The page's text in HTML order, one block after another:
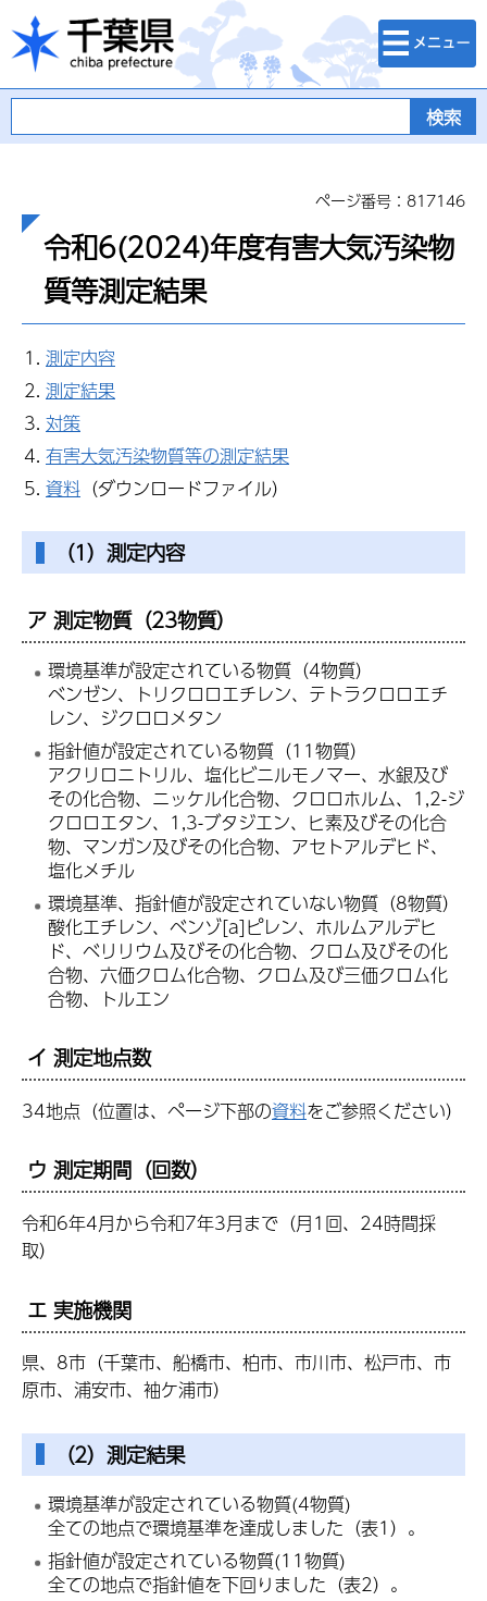
千葉県
検索・メニュ
ー
ページ番号：817146
令和6(2024)年度有害大気汚染物
質等測定結果
測定内容
測定結果
対策
有害大気汚染物質等の測定結果
資料 （ダウンロードファイル）
（1）測定内容
ア 測定物質（23物質）
環境基準が設定されている物質（4物質）
ベンゼン、トリクロロエチレン、テトラクロロエチ
レン、ジクロロメタン
指針値が設定されている物質（11物質）
アクリロニトリル、塩化ビニルモノマー、水銀及び
その化合物、ニッケル化合物、クロロホルム、1,2-ジ
クロロエタン、1,3-ブタジエン、ヒ素及びその化合
物、マンガン及びその化合物、アセトアルデヒド、
塩化メチル
環境基準、指針値が設定されていない物質（8物質）
酸化エチレン、ベンゾ[a]ピレン、ホルムアルデヒ
ド、ベリリウム及びその化合物、クロム及びその化
合物、六価クロム化合物、クロム及び三価クロム化
合物、トルエン
イ 測定地点数
34地点（位置は、ページ下部の資料をご参照ください）
ウ 測定期間（回数）
令和6年4月から令和7年3月まで（月1回、24時間採
取）
エ 実施機関
県、8市（千葉市、船橋市、柏市、市川市、松戸市、市
原市、浦安市、袖ケ浦市）
（2）測定結果
環境基準が設定されている物質(4物質)
全ての地点で環境基準を達成しました（表1）。
指針値が設定されている物質(11物質)
全ての地点で指針値を下回りました（表2）。